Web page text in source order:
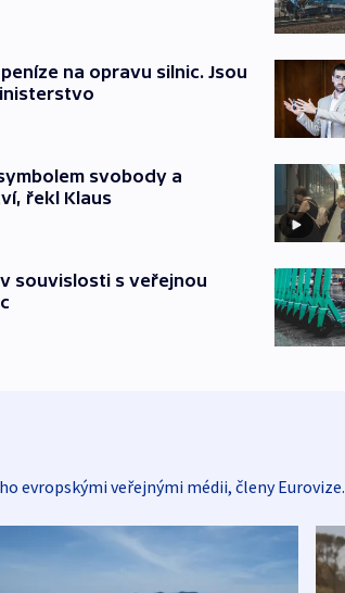
na opravu silnic. Jsou
svobody a
řekl Klaus
souvislosti s veřejnou
evropskými veřejnými médii, členy Eurovize.